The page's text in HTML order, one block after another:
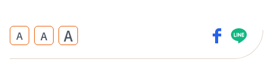
A A A